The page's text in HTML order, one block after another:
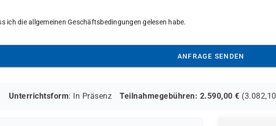
ich die allgemeinen Geschäftsbedingungen gelesen habe.
ANFRAGE SENDEN
Unterrichtsform: In Präsenz Teilnahmegebühren: 2.590,00 € (3.082,10